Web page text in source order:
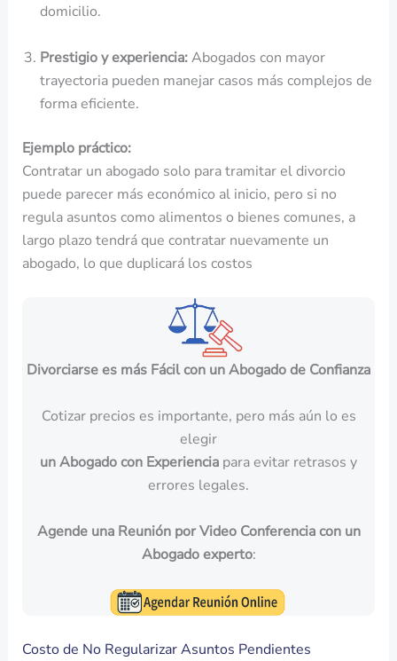
domicilio.
Prestigio y experiencia:Abogados con mayor
trayectoria pueden manejar casos más complejos de
forma eficiente.
Ejemplo práctico:
Contratar un abogado solo para tramitar el divorcio
puede parecer más económico al inicio, pero si no
regula asuntos como alimentos o bienes comunes, a
largo plazo tendrá que contratar nuevamente un
abogado, lo que duplicará los costos
Divorciarse es más Fácil con un Abogado de Confianza
Cotizar precios es importante, pero más aún lo es
elegir
un Abogado con Experiencia para evitar retrasos y
errores legales.
Agende una Reunión por Video Conferencia con un
Abogado experto:
Costo de No Regularizar Asuntos Pendientes